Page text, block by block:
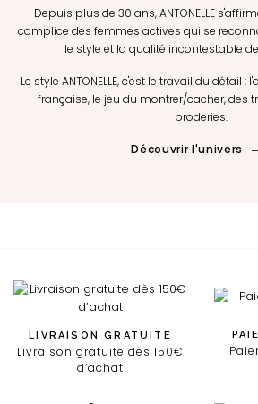
Depuis plus de 30 ans, ANTONELLE
complice des femmes actives qui se
le style et la qualité incontestable
Le style ANTONELLE, c'est le travail du détail
française, le jeu du montrer/cacher, des
broderies.
Découvrir l'univers
LIVRAISON GRATUITE
Livraison gratuite dès 150€
d’achat